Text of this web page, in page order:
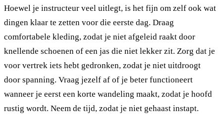
Hoewel je instructeur veel uitlegt, is het fijn om zelf ook wat
dingen klaar te zetten voor die eerste dag. Draag
comfortabele kleding, zodat je niet afgeleid raakt door
knellende schoenen of een jas die niet lekker zit. Zorg dat je
voor vertrek iets hebt gedronken, zodat je niet uitdroogt
door spanning. Vraag jezelf af of je beter functioneert
wanneer je eerst een korte wandeling maakt, zodat je hoofd
rustig wordt. Neem de tijd, zodat je niet gehaast instapt.